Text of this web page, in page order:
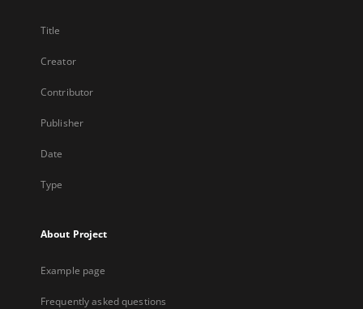
Title
Creator
Contributor
Publisher
Date
Type
About Project
Example page
Frequently asked questions